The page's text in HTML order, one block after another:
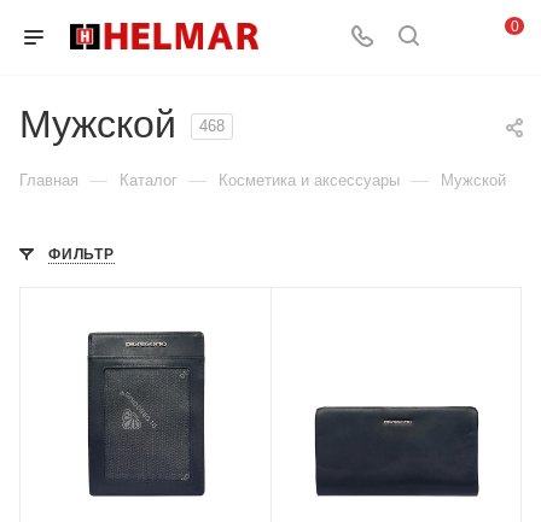
0
Мужской 468
Главная — Каталог — Косметика и аксессуары — Мужской
ФИЛЬТР